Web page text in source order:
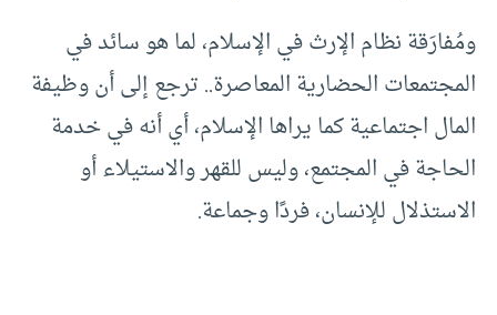
ومُفارَقة نظام الإرث في الإسلام، لما هو سائد في
المجتمعات الحضارية المعاصرة.. ترجع إلى أن وظيفة
المال اجتماعية كما يراها الإسلام، أي أنه في خدمة
الحاجة في المجتمع، وليس للقهر والاستيلاء أو
الاستذلال للإنسان، فردًا وجماعة.